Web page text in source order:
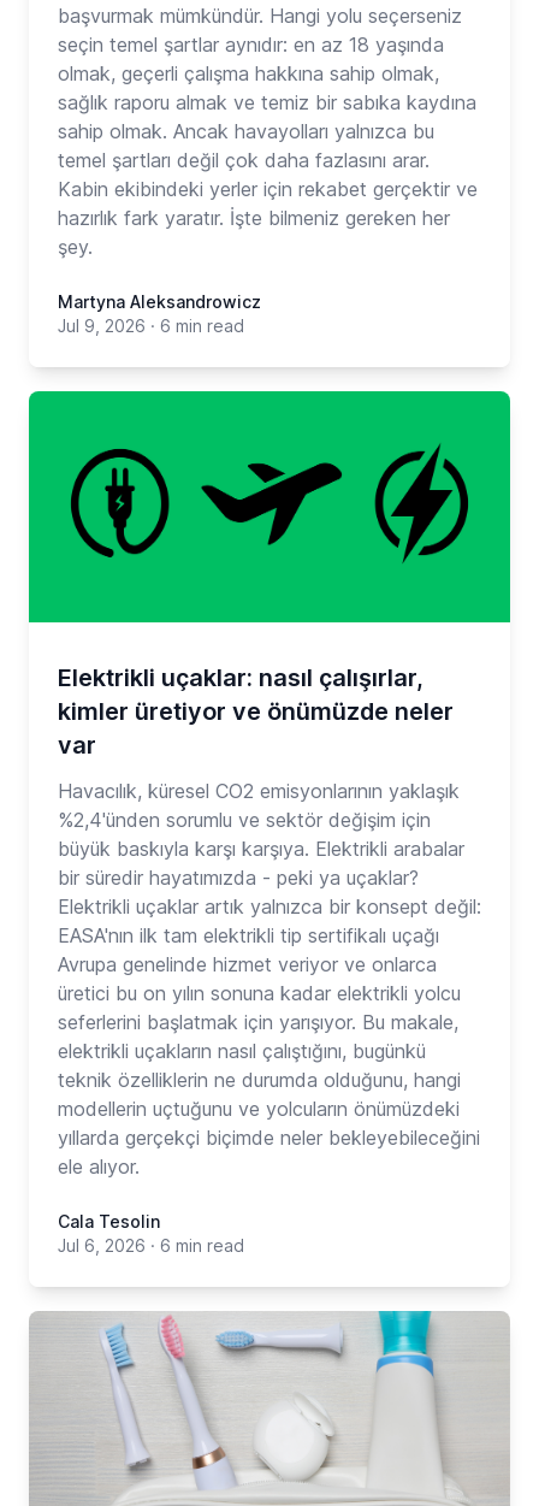
başvurmak mümkündür. Hangi yolu seçerseniz
seçin temel şartlar aynıdır: en az 18 yaşında
olmak, geçerli çalışma hakkına sahip olmak,
sağlık raporu almak ve temiz bir sabıka kaydına
sahip olmak. Ancak havayolları yalnızca bu
temel şartları değil çok daha fazlasını arar.
Kabin ekibindeki yerler için rekabet gerçektir ve
hazırlık fark yaratır. İşte bilmeniz gereken her
şey.
Martyna Aleksandrowicz
Jul 9, 2026 · 6 min read
Elektrikli uçaklar: nasıl çalışırlar,
kimler üretiyor ve önümüzde neler
var
Havacılık, küresel CO2 emisyonlarının yaklaşık
%2,4'ünden sorumlu ve sektör değişim için
büyük baskıyla karşı karşıya. Elektrikli arabalar
bir süredir hayatımızda - peki ya uçaklar?
Elektrikli uçaklar artık yalnızca bir konsept değil:
EASA'nın ilk tam elektrikli tip sertifikalı uçağı
Avrupa genelinde hizmet veriyor ve onlarca
üretici bu on yılın sonuna kadar elektrikli yolcu
seferlerini başlatmak için yarışıyor. Bu makale,
elektrikli uçakların nasıl çalıştığını, bugünkü
teknik özelliklerin ne durumda olduğunu, hangi
modellerin uçtuğunu ve yolcuların önümüzdeki
yıllarda gerçekçi biçimde neler bekleyebileceğini
ele alıyor.
Cala Tesolin
Jul 6, 2026 · 6 min read